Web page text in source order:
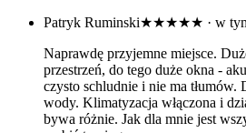
Patryk Ruminski★★★★★ · w
Naprawdę przyjemne miejsce.
przestrzeń, do tego duże okna -
czysto schludnie i nie ma tłumów.
wody. Klimatyzacja włączona i
bywa różnie. Jak dla mnie jest